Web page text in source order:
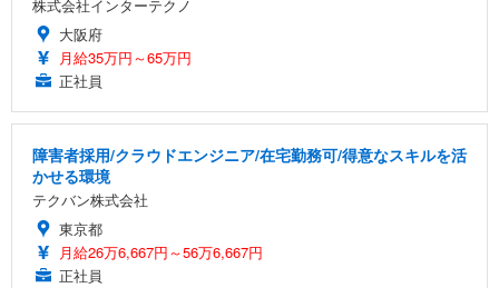
株式会社インターテクノ
大阪府
月給35万円～65万円
正社員
障害者採用/クラウドエンジニア/在宅勤務可/得意なスキルを活
かせる環境
テクバン株式会社
東京都
月給26万6,667円～56万6,667円
正社員